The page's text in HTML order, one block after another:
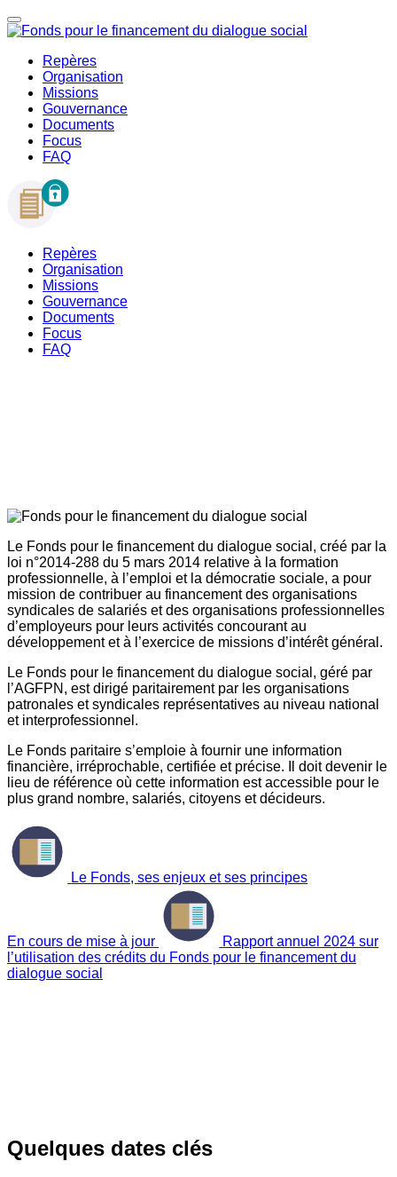
Repères
Organisation
Missions
Gouvernance
Documents
Focus
FAQ
Repères
Organisation
Missions
Gouvernance
Documents
Focus
FAQ
Le Fonds pour le financement du dialogue social, créé par la
loi n°2014-288 du 5 mars 2014 relative à la formation
professionnelle, à l’emploi et la démocratie sociale, a pour
mission de contribuer au financement des organisations
syndicales de salariés et des organisations professionnelles
d’employeurs pour leurs activités concourant au
développement et à l’exercice de missions d’intérêt général.
Le Fonds pour le financement du dialogue social, géré par
l’AGFPN, est dirigé paritairement par les organisations
patronales et syndicales représentatives au niveau national
et interprofessionnel.
Le Fonds paritaire s’emploie à fournir une information
financière, irréprochable, certifiée et précise. Il doit devenir le
lieu de référence où cette information est accessible pour le
plus grand nombre, salariés, citoyens et décideurs.
Le Fonds, ses enjeux et ses principes
En cours de mise à jour
Rapport annuel 2024 sur
l’utilisation des crédits du Fonds pour le financement du
dialogue social
Quelques dates clés